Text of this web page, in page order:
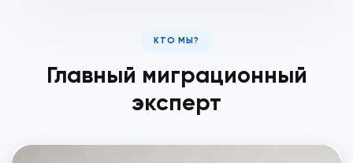
КТО МЫ?
Главный миграционный
эксперт